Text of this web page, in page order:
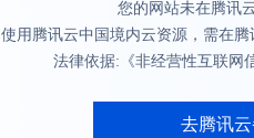
您的网站未在腾讯
使用腾讯云中国境内云资源，需在
法律依据:《非经营性互联网
去腾讯